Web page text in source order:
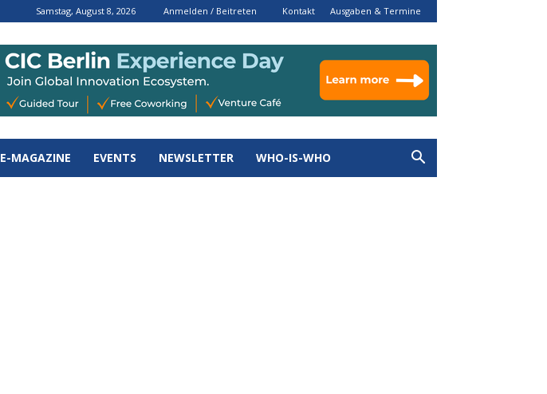
Samstag, August 8, 2026 Anmelden / Beitreten Kontakt Ausgaben & Termine
E-MAGAZINE EVENTS NEWSLETTER WHO-IS-WHO